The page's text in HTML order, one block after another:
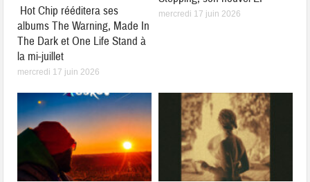
Hot Chip rééditera ses
albums The Warning, Made In
The Dark et One Life Stand à
la mi-juillet
mercredi 17 juin 2026
mercredi 17 juin 2026